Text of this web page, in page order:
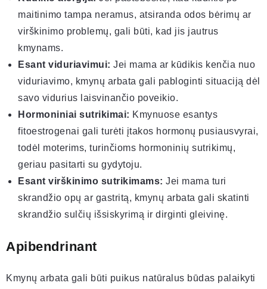
maitinimo tampa neramus, atsiranda odos bėrimų ar
virškinimo problemų, gali būti, kad jis jautrus
kmynams.
Esant viduriavimui: Jei mama ar kūdikis kenčia nuo
viduriavimo, kmynų arbata gali pabloginti situaciją dėl
savo vidurius laisvinančio poveikio.
Hormoniniai sutrikimai: Kmynuose esantys
fitoestrogenai gali turėti įtakos hormonų pusiausvyrai,
todėl moterims, turinčioms hormoninių sutrikimų,
geriau pasitarti su gydytoju.
Esant virškinimo sutrikimams: Jei mama turi
skrandžio opų ar gastritą, kmynų arbata gali skatinti
skrandžio sulčių išsiskyrimą ir dirginti gleivinę.
Apibendrinant
Kmynų arbata gali būti puikus natūralus būdas palaikyti